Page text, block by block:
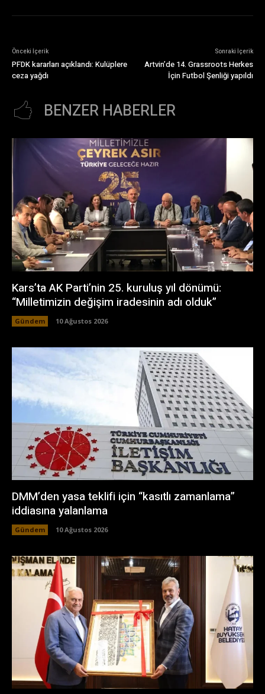
Önceki İçerik
PFDK kararları açıklandı: Kulüplere
ceza yağdı
Sonraki İçerik
Artvin’de 14. Grassroots Herkes
İçin Futbol Şenliği yapıldı
BENZER HABERLER
Kars’ta AK Parti’nin 25. kuruluş yıl dönümü:
“Milletimizin değişim iradesinin adı olduk”
Gündem 10 Ağustos 2026
DMM’den yasa teklifi için “kasıtlı zamanlama”
iddiasına yalanlama
Gündem 10 Ağustos 2026